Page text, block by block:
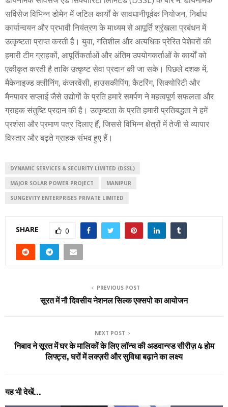
सर्विसेज विभिन्न डोमेन में जटिल कार्यों के सावधानीपूर्वक नियोजन, निर्बाध
कार्यान्वयन और प्रभावी नियंत्रण के माध्यम से आपूर्ति श्रृंखला प्रबंधन में
उत्कृष्टता प्राप्त करती है। युवा, गतिशील और अत्यधिक प्रेरित पेशेवरों की
हमारी टीम ग्राहकों, आपूर्तिकर्ताओं और अंतिम उपयोगकर्ताओं के कार्यों को
एकीकृत करती है ताकि उत्कृष्ट सेवा प्रदान की जा सके। पिछले दशक में,
मैकेनाइज्ड क्लीनिंग, कंजरवेंसी, हाउसकीपिंग, कैटरिंग, सिक्योरिटी और
मैनपावर सप्लाई जैसे उद्योगों के प्रति हमारे समर्पण ने महत्वपूर्ण सफलता और
ग्राहक संतुष्टि प्रदान की है। उत्कृष्टता के प्रति हमारी प्रतिबद्धता ने हमें
प्रशंसा और प्रमाण पत्र दिलाए हैं, जिससे विभिन्न क्षेत्रों में तेजी से व्यापार
विस्तार और बढ़ते ग्राहक संभव हुए हैं।
DYNAMIC SERVICES & SECURITY LIMITED (DSSL)
MAJOR SOLAR POWER PROJECT MANIPUR
SUNGEVITY ENTERPRISES PRIVATE LIMITED
SHARE 0
PREVIOUS POST
सूरत में नौ दिवसीय नेशनल सिल्क एक्सपो का आयोजन
NEXT POST
निबाव ने सूरत में घर के मालिकों के लिए लॉन्च की अडवान्स्ड सीरीज़ 4 होम
लिफ्ट्स, घरों में लक्ज़री और सुविधा बढ़ाने का लक्ष्य
यह भी देखें...